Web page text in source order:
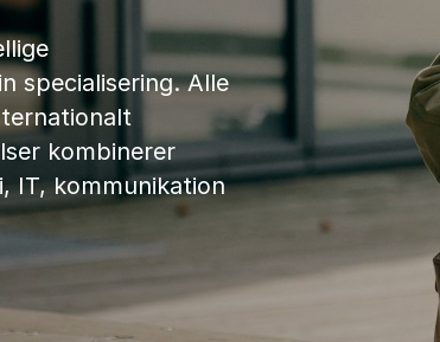
specialisering. Alle
kombinerer
IT, kommunikation